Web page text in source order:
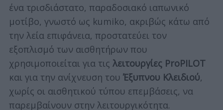
ένα τρισδιάστατο, παραδοσιακό ιαπωνικό
μοτίβο, γνωστό ως kumiko, ακριβώς κάτω από
την λεία επιφάνεια, προστατεύει τον
εξοπλισμό των αισθητήρων που
χρησιμοποιείται για τις λειτουργίες ProPILOT
και για την ανίχνευση του Έξυπνου Κλειδιού,
χωρίς οι αισθητικού τύπου επεμβάσεις, να
παρεμβαίνουν στην λειτουργικότητα.